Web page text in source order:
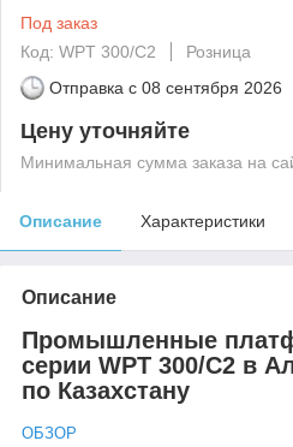
Под заказ
Код: WPT 300/C2
Розница
Отправка с 08 сентября 2026
Цену уточняйте
Минимальная сумма заказа на
Описание Характеристики
Описание
Промышленные
серии WPT 300/C2 в
по Казахстану
ОБЗОР